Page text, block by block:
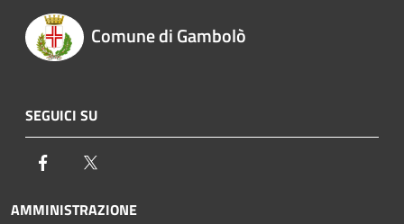
Comune di Gambolò
SEGUICI SU
Facebook
AMMINISTRAZIONE